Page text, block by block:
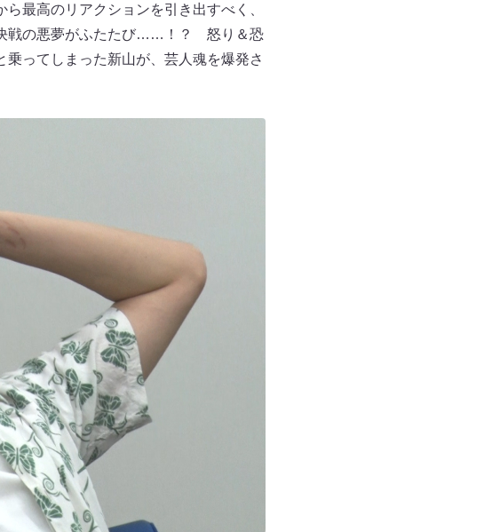
最高のリアクションを引き出すべく、
決戦の悪夢がふたたび……！？ 怒り＆恐
ってしまった新山が、芸人魂を爆発さ